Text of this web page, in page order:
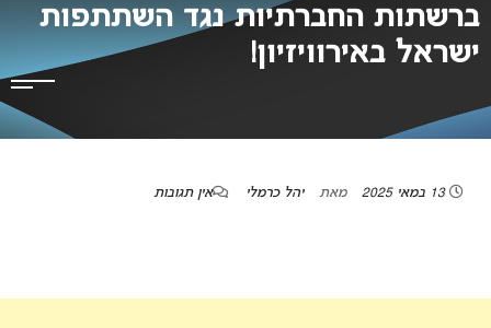
ברשתות החברתיות נגד השתתפות
ישראל באירוויזיון!
13 במאי 2025 מאת יהל כרמלי אין תגובות